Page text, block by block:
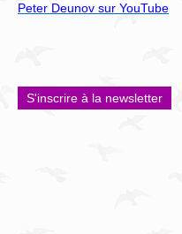
Peter Deunov sur YouTube
S'inscrire à la newsletter